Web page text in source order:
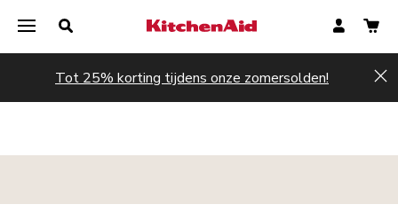
Tot 25% korting tijdens onze zomersolden!